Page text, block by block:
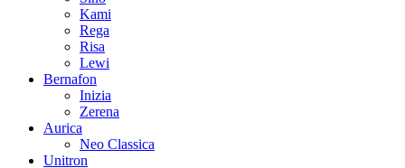
Kami
Rega
Risa
Lewi
Bernafon
Inizia
Zerena
Aurica
Neo Classica
Unitron